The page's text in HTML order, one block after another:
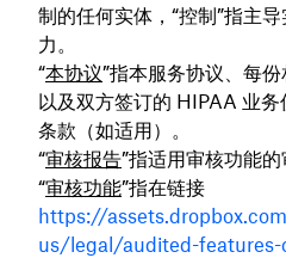
制的任何实体，“控制”指主
力。
“本协议”指本服务协议、每
以及双方签订的 HIPAA 业
条款（如适用）。
“审核报告”指适用审核功能的
“审核功能”指在链接
https://
us/legal/audited-